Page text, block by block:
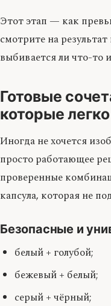
Этот этап — как
смотрите на
выбивается ли что-то
Готовые
которые
Иногда не хочется
просто работающее
проверенные
капсула, которая не
Безопасные и
белый + голубой;
бежевый + белый;
серый + чёрный;